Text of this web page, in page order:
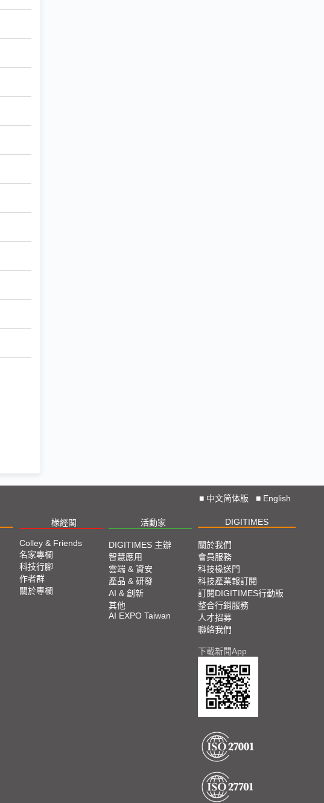
■ 中文简体版 ■ English
椽經閣 活動家 DIGITIMES
Colley & Friends
名家專欄
科技行腳
作者群
關於專欄
DIGITIMES 主辦
智慧應用
雲端 & 資安
產品 & 研發
AI & 創新
其他
AI EXPO Taiwan
關於我們
會員服務
科技椽送門
科技產業報訂閱
訂閱DIGITIMES行動版
整合行銷服務
人才招募
聯絡我們
下載新聞App